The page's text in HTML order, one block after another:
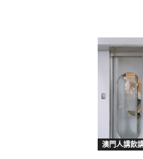
澳門人講飲